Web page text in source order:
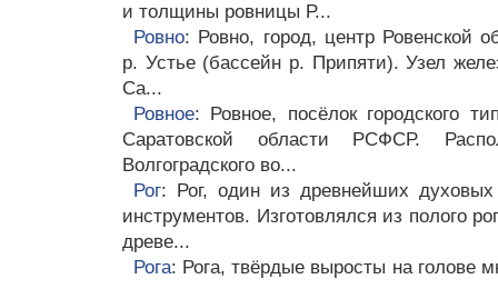
и толщины ровницы Р...
Ровно: Ровно, город, центр Ровенской
р. Устье (бассейн р. Припяти). Узел
Са...
Ровное: Ровное, посёлок городского
Саратовской области РСФСР.
Волгоградского во...
Рог: Рог, один из древнейших
инструментов. Изготовлялся из полого
древе...
Рога: Рога, твёрдые выросты на голове